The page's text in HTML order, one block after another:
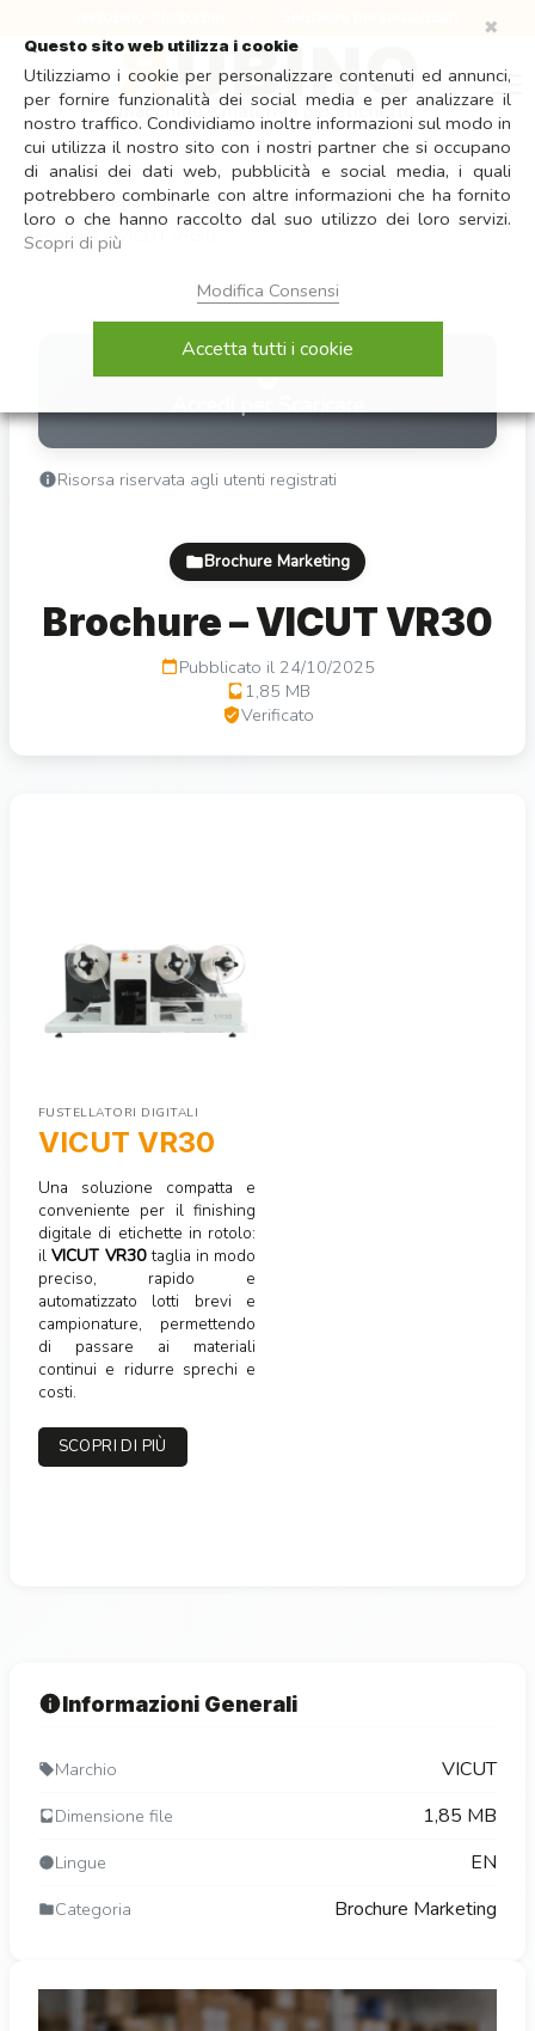
contenuti
Soluzioni personalizzate per ogni
Home Downloads Brochure Marketing
Brochure – VICUT VR30
Brochure Marketing
Brochure – VICUT VR30
Pubblicato il 24/10/2025
1,85 MB
Verificato
Accedi per Scaricare
Risorsa riservata agli utenti registrati
FUSTELLATORI DIGITALI
VICUT VR30
Una soluzione compatta e
conveniente per il finishing
digitale di etichette in rotolo:
ilVICUT VR30taglia in modo
preciso, rapido e
automatizzato lotti brevi e
campionature, permettendo
di passare ai materiali
continui e ridurre sprechi e
costi.
SCOPRI DI PIÙ
Informazioni Generali
Marchio VICUT
Dimensione file 1,85 MB
Lingue EN
Categoria Brochure Marketing
Questo sito web utilizza i cookie
✖
Utilizziamo i cookie per personalizzare contenuti ed annunci,
per fornire funzionalità dei social media e per analizzare il
nostro traffico. Condividiamo inoltre informazioni sul modo in
cui utilizza il nostro sito con i nostri partner che si occupano
di analisi dei dati web, pubblicità e social media, i quali
potrebbero combinarle con altre informazioni che ha fornito
loro o che hanno raccolto dal suo utilizzo dei loro servizi.
Scopri di più
Modifica Consensi
Accetta tutti i cookie